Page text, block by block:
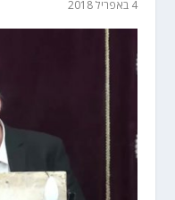
4 באפריל 2018